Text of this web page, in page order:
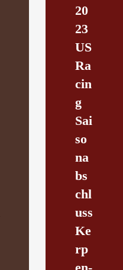
20
23
US
Ra
cin
g
Sai
so
na
bs
chl
uss
Ke
rp